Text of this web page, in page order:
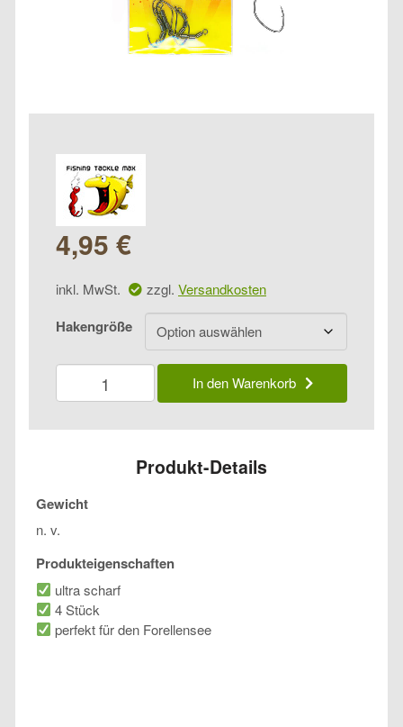
4,95 €
inkl. MwSt. zzgl. Versandkosten
Hakengröße
FTM
Rotor
Hook
In den Warenkorb
Produkt-Details
Gewicht
n. v.
Produkteigenschaften
ultra scharf
4 Stück
perfekt für den Forellensee